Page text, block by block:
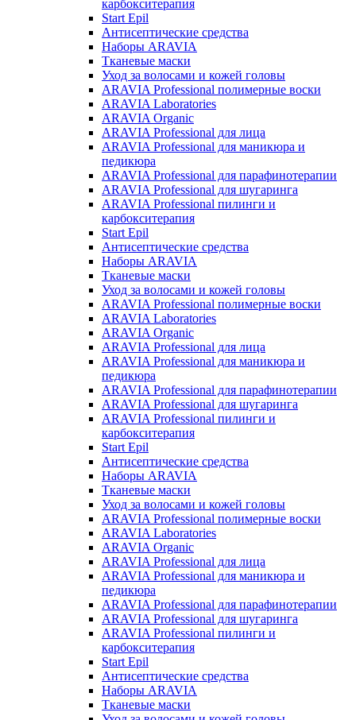
карбокситерапия
Start Epil
Антисептические средства
Наборы ARAVIA
Тканевые маски
Уход за волосами и кожей головы
ARAVIA Professional полимерные воски
ARAVIA Laboratories
ARAVIA Organic
ARAVIA Professional для лица
ARAVIA Professional для маникюра и
педикюра
ARAVIA Professional для парафинотерапии
ARAVIA Professional для шугаринга
ARAVIA Professional пилинги и
карбокситерапия
Start Epil
Антисептические средства
Наборы ARAVIA
Тканевые маски
Уход за волосами и кожей головы
ARAVIA Professional полимерные воски
ARAVIA Laboratories
ARAVIA Organic
ARAVIA Professional для лица
ARAVIA Professional для маникюра и
педикюра
ARAVIA Professional для парафинотерапии
ARAVIA Professional для шугаринга
ARAVIA Professional пилинги и
карбокситерапия
Start Epil
Антисептические средства
Наборы ARAVIA
Тканевые маски
Уход за волосами и кожей головы
ARAVIA Professional полимерные воски
ARAVIA Laboratories
ARAVIA Organic
ARAVIA Professional для лица
ARAVIA Professional для маникюра и
педикюра
ARAVIA Professional для парафинотерапии
ARAVIA Professional для шугаринга
ARAVIA Professional пилинги и
карбокситерапия
Start Epil
Антисептические средства
Наборы ARAVIA
Тканевые маски